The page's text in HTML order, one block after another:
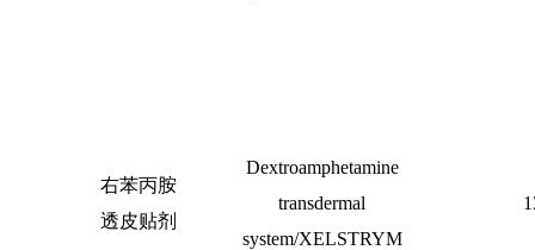
右苯丙胺
透皮贴剂
Dextroamphetamine
transdermal
system/XELSTRYM